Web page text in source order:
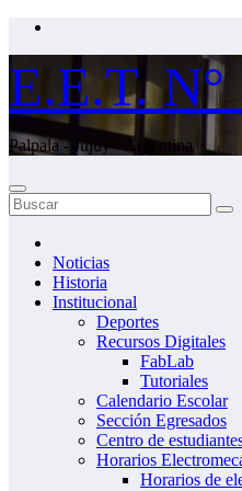
Saltar
contenido
E.E.T.
Palpala - Jujuy - Argentina
Noticias
Historia
Institucional
Deportes
Recursos Digitales
FabLab
Tutoriales
Calendario Escolar
Sección Egresados
Centro de
Horarios
Horarios de